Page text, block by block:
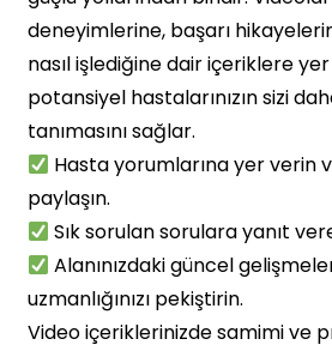
deneyimlerine, başarı
nasıl işlediğine dair içeriklere
potansiyel hastalarınızın sizi
tanımasını sağlar.
Hasta yorumlarına yer verin
paylaşın.
Sık sorulan sorulara yanıt
Alanınızdaki güncel
uzmanlığınızı pekiştirin.
Video içeriklerinizde samimi ve